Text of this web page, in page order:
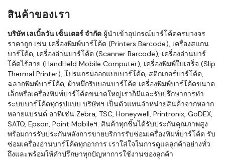
สินค้าของเรา
บริษัท เลเบิ้ลวัน เซ็นเตอร์ จำกัด ผู้นำเข้าอุปกรณ์บาร์โค้ดครบวงจร
ราคาถูก เช่น เครื่องพิมพ์บาร์โค้ด (Printers Barcode), เครื่องสแกน
บาร์โค้ด, เครื่องอ่านบาร์โค้ด (Scanner Barcode), เครื่องอ่านบาร์
โค้ดไร้สาย (HandHeld Mobile Computer), เครื่องพิมพ์ใบเสร็จ (Slip
Thermal Printer), โปรแกรมออกแบบบาร์โค้ด, สติกเกอร์บาร์โค้ด,
ฉลากพิมพ์บาร์โค้ด, ผ้าหมึกริบบอนบาร์โค้ด เครื่องพิมพ์บาร์โค้ดขนาด
เล็กหรือเครื่องพิมพ์บาร์โค้ดขนาดใหญ่เราก็มีและรับปรึกษาการทำ
ระบบบาร์โค้ดทุกรูปแบบ บริษัทฯ เป็นตัวแทนจำหน่ายสินค้าจากหลาก
หลายแบรนด์ อาทิเช่น Zebra, TSC, Honeywell, Printronix, GoDEX,
SATO, Epson, Point Mobileฯ. สินค้าทุกชิ้นได้รับประกันคุณภาพสูง
พร้อมการรับประกันหลังการขายบริการรับซ่อมเครื่องพิมพ์บาร์โค้ด รับ
ซ่อมเครื่องอ่านบาร์โค้ดทุกอาการ เราใส่ใจในการดูแลลูกค้าอย่างทั่ว
ถึงและพร้อมให้คำปรึกษาทุกปัญหาการใช้งานของลูกค้า